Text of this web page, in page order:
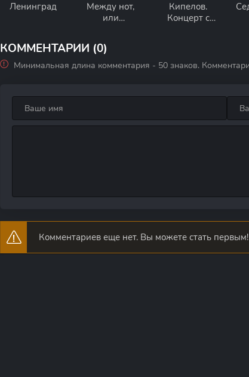
Ленинград
Между нот,
или
симфония
Кипелов.
Концерт с
КОММЕНТАРИИ (0)
Минимальная длина комментария - 50 знаков.
Комментариев еще нет. Вы можете стать первым!